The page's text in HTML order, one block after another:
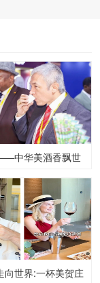
中华美酒香飘世
向世界:一杯美贺庄